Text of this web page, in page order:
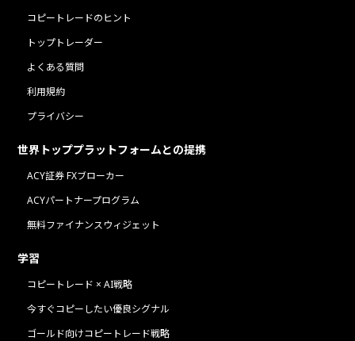
コピートレードのヒント
トップトレーダー
よくある質問
利用規約
プライバシー
世界トッププラットフォームとの提携
ACY証券 FXブローカー
ACYパートナープログラム
無料ファイナンスウィジェット
学習
コピートレード × AI戦略
今すぐコピーしたい優良シグナル
ゴールド向けコピートレード戦略